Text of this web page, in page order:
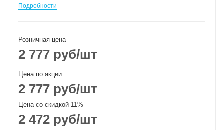
Подробности
Розничная цена
2 777 руб/шт
Цена по акции
2 777 руб/шт
Цена со скидкой 11%
2 472 руб/шт